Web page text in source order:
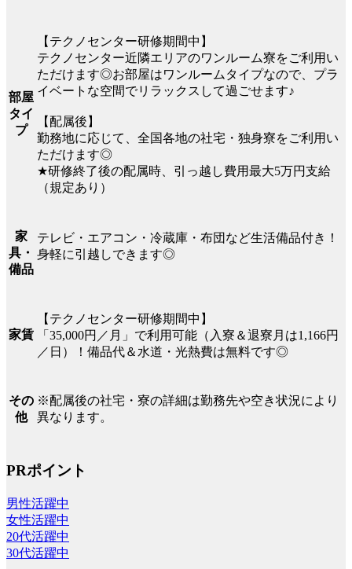
部屋
タイ
プ
【テクノセンター研修期間中】
テクノセンター近隣エリアのワンルーム寮をご利用い
ただけます◎お部屋はワンルームタイプなので、プラ
イベートな空間でリラックスして過ごせます♪
【配属後】
勤務地に応じて、全国各地の社宅・独身寮をご利用い
ただけます◎
★研修終了後の配属時、引っ越し費用最大5万円支給
（規定あり）
家
具・
備品
テレビ・エアコン・冷蔵庫・布団など生活備品付き！
身軽に引越しできます◎
家賃
【テクノセンター研修期間中】
「35,000円／月」で利用可能（入寮＆退寮月は1,166円
／日）！備品代＆水道・光熱費は無料です◎
その
他
※配属後の社宅・寮の詳細は勤務先や空き状況により
異なります。
PRポイント
男性活躍中
女性活躍中
20代活躍中
30代活躍中